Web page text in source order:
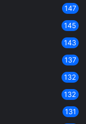
147
145
143
137
132
132
131